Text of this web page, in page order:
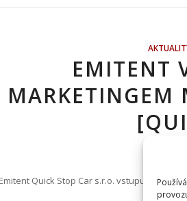
EMITENT
MARKETINGEM
Emitent Quick Stop Car s.r.o. vstupuje na